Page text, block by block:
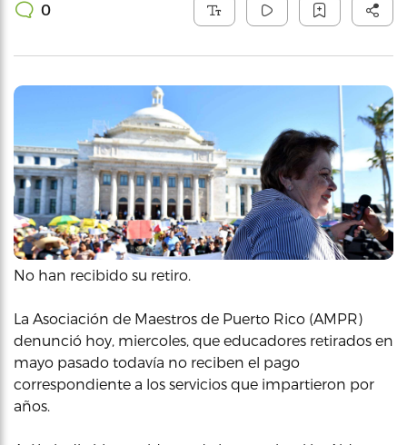
0
No han recibido su retiro.
La Asociación de Maestros de Puerto Rico (AMPR)
denunció hoy, miercoles, que educadores retirados en
mayo pasado todavía no reciben el pago
correspondiente a los servicios que impartieron por
años.